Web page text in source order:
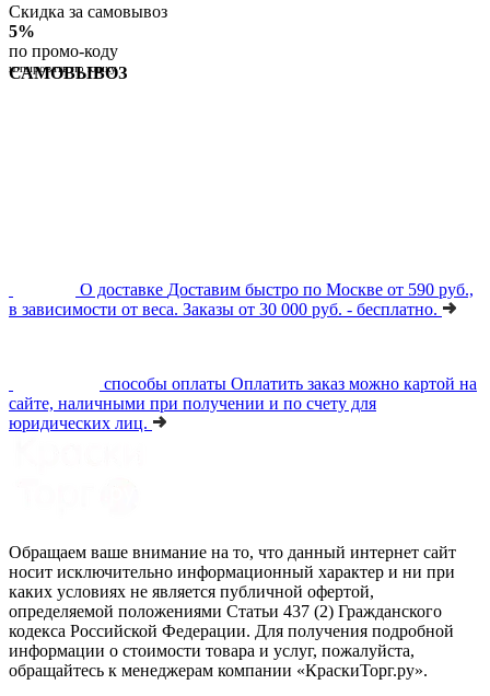
Скидка за самовывоз
5%
по промо-коду
копировать по клику
САМОВЫВОЗ
О доставке Доставим быстро по Москве от 590 руб.,
в зависимости от веса. Заказы от 30 000 руб. - бесплатно.
способы оплаты Оплатить заказ можно картой на
сайте, наличными при получении и по счету для
юридических лиц.
Обращаем ваше внимание на то, что данный интернет сайт
носит исключительно информационный характер и ни при
каких условиях не является публичной офертой,
определяемой положениями Статьи 437 (2) Гражданского
кодекса Российской Федерации. Для получения подробной
информации о стоимости товара и услуг, пожалуйста,
обращайтесь к менеджерам компании «КраскиТорг.ру».